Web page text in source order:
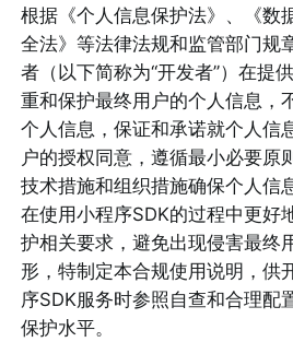
根据《个人信息保护法》、《数
全法》等法律法规和监管部门规
者（以下简称为“开发者”）在提
重和保护最终用户的个人信息，
个人信息，保证和承诺就个人信
户的授权同意，遵循最小必要原
技术措施和组织措施确保个人信
在使用小程序SDK的过程中更好
护相关要求，避免出现侵害最终
形，特制定本合规使用说明，供
序SDK服务时参照自查和合理配
保护水平。